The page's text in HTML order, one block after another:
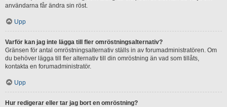
användarna får ändra sin röst.
Upp
Varför kan jag inte lägga till fler omröstningsalternativ?
Gränsen för antal omröstningsalternativ ställs in av forumadministratören. Om
du behöver lägga till fler alternativ till din omröstning än vad som tillåts,
kontakta en forumadministratör.
Upp
Hur redigerar eller tar jag bort en omröstning?